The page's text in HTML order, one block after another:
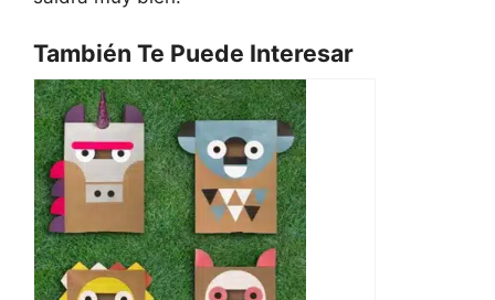
También Te Puede Interesar